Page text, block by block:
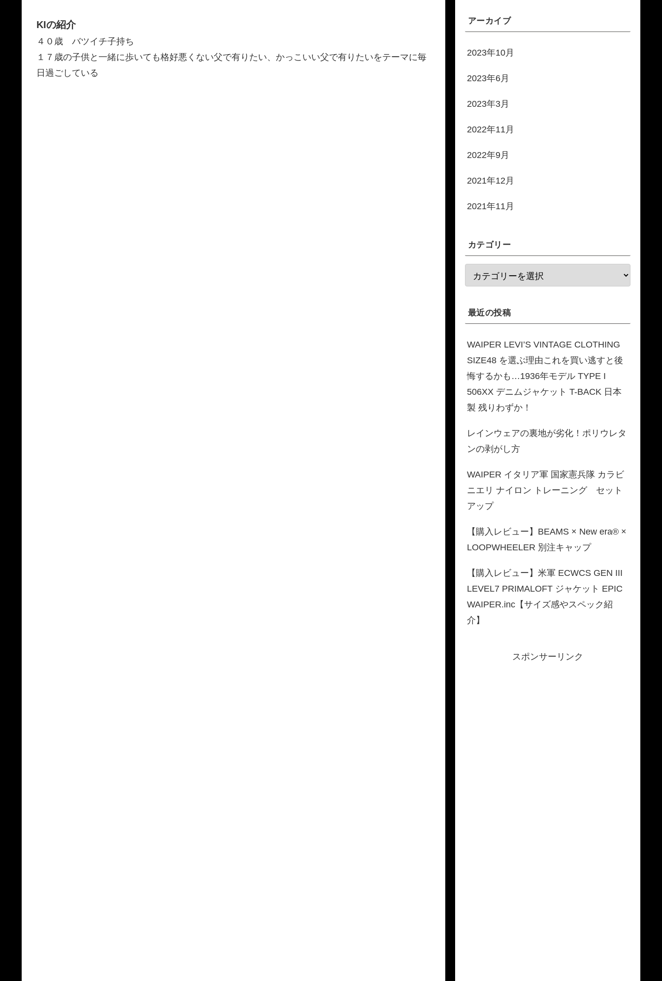
KIの紹介
４０歳 バツイチ子持ち
１７歳の子供と一緒に歩いても格好悪くない父で有りたい、かっこいい父で有りたいをテーマに毎
日過ごしている
アーカイブ
2023年10月
2023年6月
2023年3月
2022年11月
2022年9月
2021年12月
2021年11月
カテゴリー
最近の投稿
WAIPER LEVI’S VINTAGE CLOTHING
SIZE48 を選ぶ理由これを買い逃すと後
悔するかも…1936年モデル TYPE I
506XX デニムジャケット T-BACK 日本
製 残りわずか！
レインウェアの裏地が劣化！ポリウレタ
ンの剥がし方
WAIPER イタリア軍 国家憲兵隊 カラビ
ニエリ ナイロン トレーニング セット
アップ
【購入レビュー】BEAMS × New era® ×
LOOPWHEELER 別注キャップ
【購入レビュー】米軍 ECWCS GEN III
LEVEL7 PRIMALOFT ジャケット EPIC
WAIPER.inc【サイズ感やスペック紹
介】
スポンサーリンク